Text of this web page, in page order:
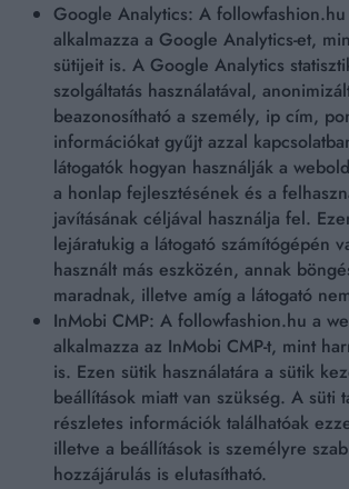
Google Analytics: A
alkalmazza a Google Analytics-et,
sütijeit is. A Google Analytics
szolgáltatás használatával,
beazonosítható a személy, ip cím,
információkat gyűjt azzal
látogatók hogyan használják a
a honlap fejlesztésének és a
javításának céljával használja fel.
lejáratukig a látogató számítógépén
használt más eszközén, annak
maradnak, illetve amíg a látogató
InMobi CMP: A followfashion.hu a
alkalmazza az InMobi CMP-t, mint
is. Ezen sütik használatára a sütik
beállítások miatt van szükség. A süti
részletes információk találhatóak
illetve a beállítások is személyre
hozzájárulás is elutasítható.